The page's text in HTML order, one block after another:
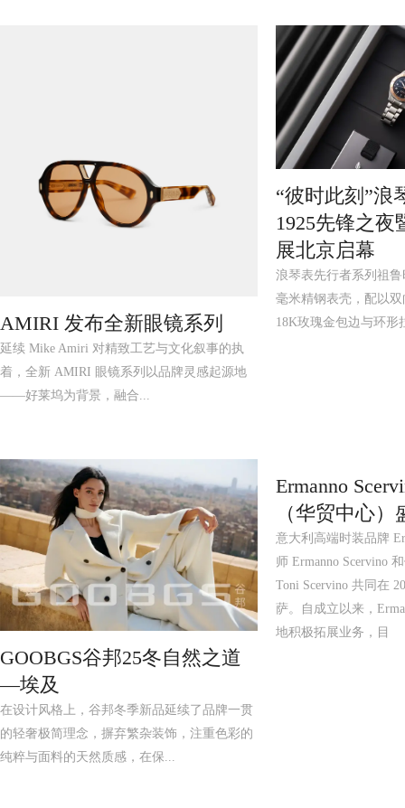
AMIRI 发布全新眼镜系列
延续 Mike Amiri 对精致工艺与文化叙事的执
着，全新 AMIRI 眼镜系列以品牌灵感起源地
——好莱坞为背景，融合...
“彼时此刻”浪
1925先锋之夜
展北京启幕
浪琴表先行者系列祖
毫米精钢表壳，配以
18K玫瑰金包边与环形
GOOBGS谷邦25冬自然之道
—埃及
在设计风格上，谷邦冬季新品延续了品牌一贯
的轻奢极简理念，摒弃繁杂装饰，注重色彩的
纯粹与面料的天然质感，在保...
Ermanno
（华贸中心
意大利高端时装品牌
师 Ermanno Scervino
Toni Scervino 共同在
萨。自成立以来，
地积极拓展业务，目